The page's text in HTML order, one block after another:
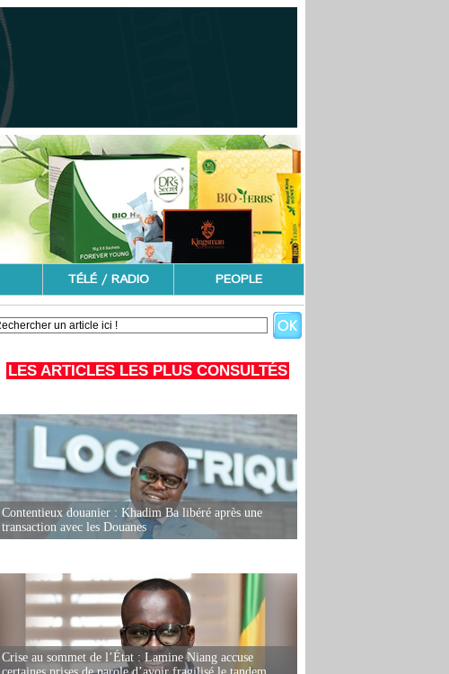
TÉLÉ / RADIO PEOPLE
LES ARTICLES LES PLUS CONSULTÉS
Contentieux douanier : Khadim Ba libéré après une
transaction avec les Douanes
Crise au sommet de l’État : Lamine Niang accuse